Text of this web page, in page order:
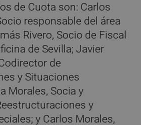
de Cuota son: Carlos
responsable del área
Rivero, Socio de Fiscal
de Sevilla; Javier
de
y Situaciones
Morales, Socia y
y
y Carlos Morales,